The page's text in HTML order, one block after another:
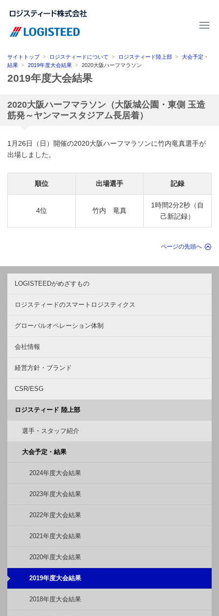
サイトトップ ロジスティードについて ロジスティード陸上部
大会予定・
結果
2019年度大会結果 2020大阪ハーフマラソン
2019年度大会結果
2020大阪ハーフマラソン（大阪城公園・東側 玉造
筋発～ヤンマースタジアム長居着）
1月26日（日）開催の2020大阪ハーフマラソンに竹内竜真選手が
出場しました。
順位 出場選手 記録
4位 竹内 竜真
1時間2分2秒（自
己新記録）
ページの先頭へ
LOGISTEEDがめざすもの
ロジスティードのスマートロジスティクス
グローバルオペレーション体制
会社情報
経営方針・ブランド
CSR/ESG
ロジスティード 陸上部
選手・スタッフ紹介
大会予定・結果
2024年度大会結果
2023年度大会結果
2022年度大会結果
2021年度大会結果
2020年度大会結果
2019年度大会結果
2018年度大会結果